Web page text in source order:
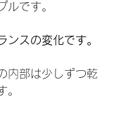
ルです。
ンスの変化です。
内部は少しずつ乾
。